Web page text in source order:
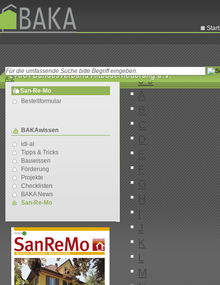
A-Z
San-Re-Mo
Bestellformular
BAKAwissen
idi-al
Tipps & Tricks
Bauwissen
Förderung
Projekte
Checklisten
BAKA News
San-Re-Mo
0-9
A
B
C
D
E
F
G
H
I
J
K
L
M